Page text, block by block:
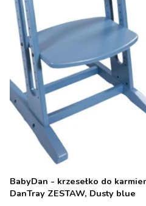
BabyDan - krzesełko do
DanTray ZESTAW, Dusty blue